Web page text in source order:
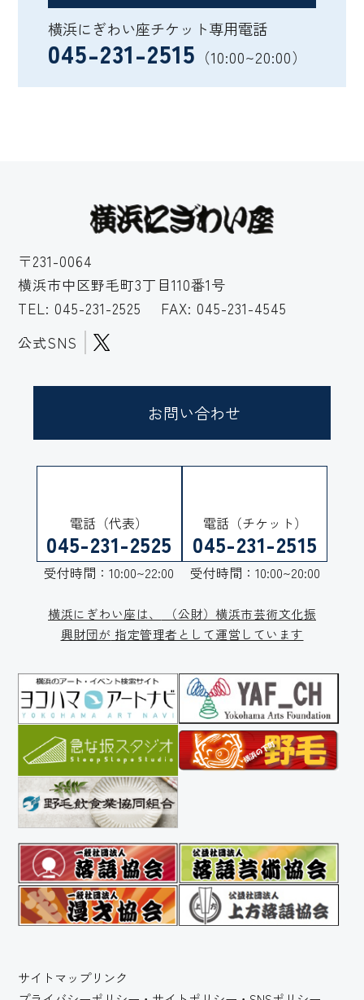
横浜にぎわい座チケット専用電話
045-231-2515 （10:00~20:00）
〒231-0064
横浜市中区野毛町3丁目110番1号
TEL: 045-231-2525
FAX: 045-231-4545
公式SNS
お問い合わせ
電話（代表）
045-231-2525
受付時間：10:00~22:00
電話（チケット）
045-231-2515
受付時間：10:00~20:00
横浜にぎわい座は、
（公財）横浜市芸術文化振
興財団が 指定管理者として運営しています
サイトマップリンク